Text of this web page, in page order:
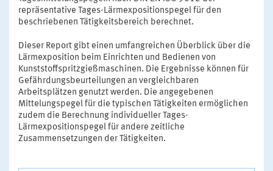
repräsentative Tages-Lärmexpositionspegel für den
beschriebenen Tätigkeitsbereich berechnet.
Dieser Report gibt einen umfangreichen Überblick über die
Lärmexposition beim Einrichten und Bedienen von
Kunststoffspritzgießmaschinen. Die Ergebnisse können für
Gefährdungsbeurteilungen an vergleichbaren
Arbeitsplätzen genutzt werden. Die angegebenen
Mittelungspegel für die typischen Tätigkeiten ermöglichen
zudem die Berechnung individueller Tages-
Lärmexpositionspegel für andere zeitliche
Zusammensetzungen der Tätigkeiten.